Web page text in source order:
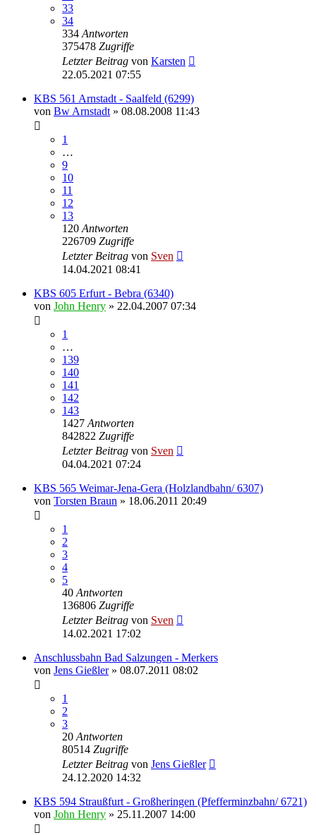
33
34
334 Antworten
375478 Zugriffe
Letzter Beitrag von Karsten
22.05.2021 07:55
KBS 561 Arnstadt - Saalfeld (6299)
von Bw Arnstadt » 08.08.2008 11:43
1
…
9
10
11
12
13
120 Antworten
226709 Zugriffe
Letzter Beitrag von Sven
14.04.2021 08:41
KBS 605 Erfurt - Bebra (6340)
von John Henry » 22.04.2007 07:34
1
…
139
140
141
142
143
1427 Antworten
842822 Zugriffe
Letzter Beitrag von Sven
04.04.2021 07:24
KBS 565 Weimar-Jena-Gera (Holzlandbahn/ 6307)
von Torsten Braun » 18.06.2011 20:49
1
2
3
4
5
40 Antworten
136806 Zugriffe
Letzter Beitrag von Sven
14.02.2021 17:02
Anschlussbahn Bad Salzungen - Merkers
von Jens Gießler» 08.07.2011 08:02
1
2
3
20 Antworten
80514 Zugriffe
Letzter Beitrag von Jens Gießler
24.12.2020 14:32
KBS 594 Straußfurt - Großheringen (Pfefferminzbahn/ 6721)
von John Henry » 25.11.2007 14:00